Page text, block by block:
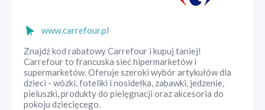
www.carrefour.pl
Znajdź kod rabatowy Carrefour i kupuj taniej!
Carrefour to francuska sieć hipermarketów i
supermarketów. Oferuje szeroki wybór artykułów dla
dzieci - wózki, foteliki i nosidełka, zabawki, jedzenie,
pieluszki, produkty do pielęgnacji oraz akcesoria do
pokoju dziecięcego.